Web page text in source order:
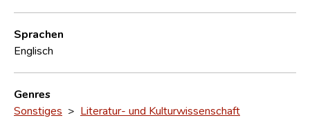
Sprachen
Englisch
Genres
Sonstiges > Literatur- und Kulturwissenschaft